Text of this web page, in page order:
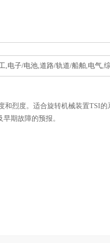
,电子/电池,道路/轨道/船舶,电气,
烈度。适合旋转机械装置TSI的
期故障的预报。